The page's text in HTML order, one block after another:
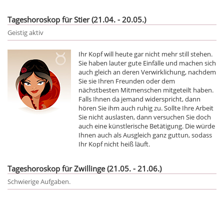
Tageshoroskop für Stier (21.04. - 20.05.)
Geistig aktiv
Ihr Kopf will heute gar nicht mehr still stehen.
Sie haben lauter gute Einfälle und machen sich
auch gleich an deren Verwirklichung, nachdem
Sie sie Ihren Freunden oder dem
nächstbesten Mitmenschen mitgeteilt haben.
Falls Ihnen da jemand widerspricht, dann
hören Sie ihm auch ruhig zu. Sollte Ihre Arbeit
Sie nicht auslasten, dann versuchen Sie doch
auch eine künstlerische Betätigung. Die würde
Ihnen auch als Ausgleich ganz guttun, sodass
Ihr Kopf nicht heiß läuft.
Tageshoroskop für Zwillinge (21.05. - 21.06.)
Schwierige Aufgaben.